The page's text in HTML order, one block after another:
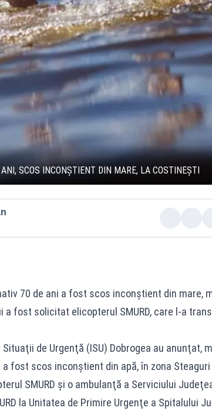
SCOS INCONŞTIENT DIN MARE, LA COSTINEŞTI
70 de ani a fost scos inconștient din mare,
fost solicitat elicopterul SMURD, care l-a
de Urgenţă (ISU) Dobrogea au anunţat,
fost scos inconştient din apă, în zona Steaguri
SMURD şi o ambulanţă a Serviciului
la Unitatea de Primire Urgenţe a Spitalului